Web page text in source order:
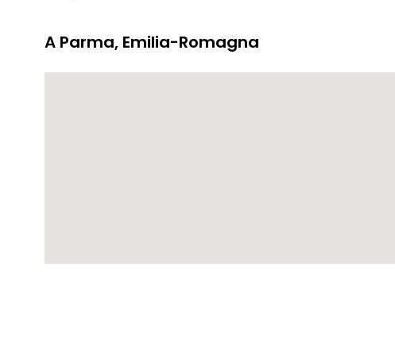
A Parma, Emilia-Romagna